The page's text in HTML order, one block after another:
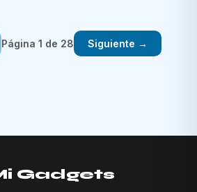
Página 1 de 28 Siguiente →
Gadgets